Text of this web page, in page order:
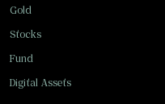
Gold
Stocks
Fund
Digital Assets